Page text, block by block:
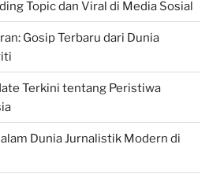
Topic dan Viral di Media Sosial
Gosip Terbaru dari Dunia
Terkini tentang Peristiwa
Dunia Jurnalistik Modern di